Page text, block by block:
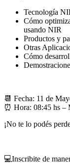
Tecnología
Cómo
usando NIR
Productos y
Otras
Cómo
📆 Fecha: 11 de
⏰ Hora: 08:45 hs –
¡No te lo podés
💻Inscribite de